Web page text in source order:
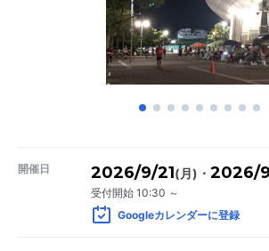
開催日 2026/9/21(月) ・ 2026/
受付開始 10:30 ～
Googleカレンダーに登録